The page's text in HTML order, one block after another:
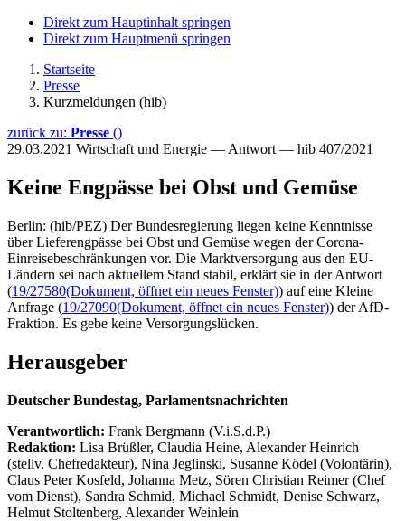
Direkt zum Hauptinhalt springen
Direkt zum Hauptmenü springen
Startseite
Presse
Kurzmeldungen (hib)
zurück zu: Presse ()
29.03.2021 Wirtschaft und Energie — Antwort — hib 407/2021
Keine Engpässe bei Obst und Gemüse
Berlin: (hib/PEZ) Der Bundesregierung liegen keine Kenntnisse
über Lieferengpässe bei Obst und Gemüse wegen der Corona-
Einreisebeschränkungen vor. Die Marktversorgung aus den EU-
Ländern sei nach aktuellem Stand stabil, erklärt sie in der Antwort
(19/27580(Dokument, öffnet ein neues Fenster)) auf eine Kleine
Anfrage (19/27090(Dokument, öffnet ein neues Fenster)) der AfD-
Fraktion. Es gebe keine Versorgungslücken.
Herausgeber
Deutscher Bundestag, Parlamentsnachrichten
Verantwortlich: Frank Bergmann (V.i.S.d.P.)
Redaktion: Lisa Brüßler, Claudia Heine, Alexander Heinrich
(stellv. Chefredakteur), Nina Jeglinski, Susanne Ködel (Volontärin),
Claus Peter Kosfeld, Johanna Metz, Sören Christian Reimer (Chef
vom Dienst), Sandra Schmid, Michael Schmidt, Denise Schwarz,
Helmut Stoltenberg, Alexander Weinlein